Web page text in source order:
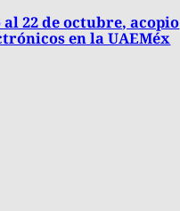
al 22 de octubre, acopio
en la UAEMéx